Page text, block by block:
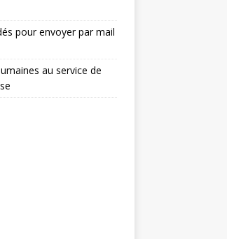
pour envoyer par mail
au service de